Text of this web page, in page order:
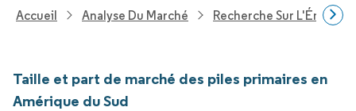
Accueil Analyse Du Marché Recherche Sur
Taille et part de marché des piles primaires en
Amérique du Sud